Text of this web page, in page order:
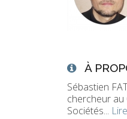
À
Sébastien
chercheur au
Sociétés...